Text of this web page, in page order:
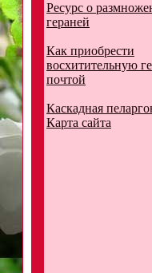
Ресурс о
гераней
Как приобрести
восхитительную
почтой
Каскадная
Карта сайта